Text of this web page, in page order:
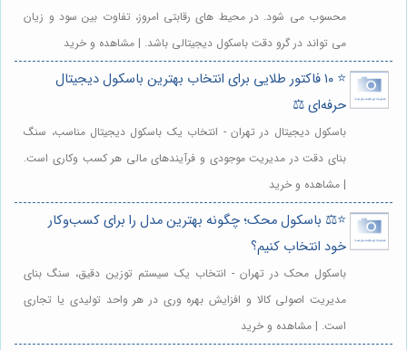
محسوب می شود. در محیط های رقابتی امروز، تفاوت بین سود و زیان
می تواند در گرو دقت باسکول دیجیتالی باشد. | مشاهده و خرید
⭐️ ۱۰ فاکتور طلایی برای انتخاب بهترین باسکول دیجیتال
حرفه‌ای ⚖️
باسکول دیجیتال در تهران - انتخاب یک باسکول دیجیتال مناسب، سنگ
بنای دقت در مدیریت موجودی و فرآیندهای مالی هر کسب وکاری است.
| مشاهده و خرید
⭐️⚖️ باسکول محک؛ چگونه بهترین مدل را برای کسب‌وکار
خود انتخاب کنیم؟
باسکول محک در تهران - انتخاب یک سیستم توزین دقیق، سنگ بنای
مدیریت اصولی کالا و افزایش بهره وری در هر واحد تولیدی یا تجاری
است. | مشاهده و خرید